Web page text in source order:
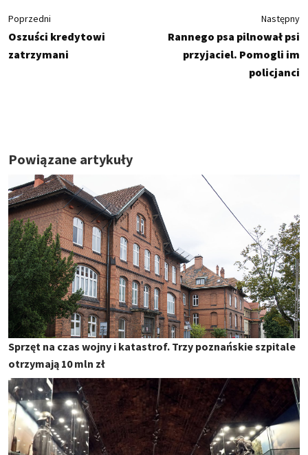
Poprzedni
Oszuści kredytowi
zatrzymani
Następny
Rannego psa pilnował psi
przyjaciel. Pomogli im
policjanci
Powiązane artykuły
Sprzęt na czas wojny i katastrof. Trzy poznańskie szpitale
otrzymają 10 mln zł